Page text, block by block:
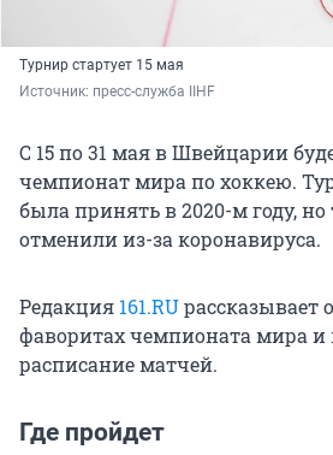
Турнир стартует 15 мая
Источник: пресс-служба IIHF
С 15 по 31 мая в Швейцарии
чемпионат мира по хоккею.
была принять в 2020-м году, но
отменили из-за коронавируса.
Редакция 161.RUрассказывает
фаворитах чемпионата мира и
расписание матчей.
Где пройдет